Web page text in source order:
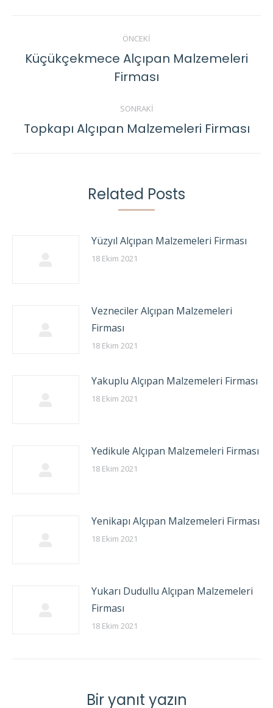
navigation
ÖNCEKI
Previous
post:
Küçükçekmece Alçıpan Malzemeleri
Firması
SONRAKI
Next
Topkapı Alçıpan Malzemeleri Firması
Related Posts
Yüzyıl Alçıpan Malzemeleri Firması
18 Ekim 2021
Vezneciler Alçıpan Malzemeleri
Firması
18 Ekim 2021
Yakuplu Alçıpan Malzemeleri Firması
18 Ekim 2021
Yedikule Alçıpan Malzemeleri Firması
18 Ekim 2021
Yenikapı Alçıpan Malzemeleri Firması
18 Ekim 2021
Yukarı Dudullu Alçıpan Malzemeleri
Firması
18 Ekim 2021
Bir yanıt yazın